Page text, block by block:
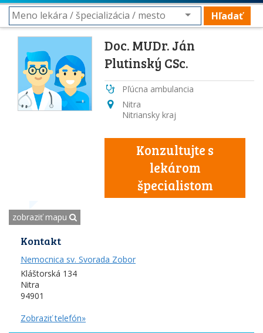
Hľadať
Doc. MUDr. Ján
Plutinský CSc.
Pľúcna ambulancia
Nitra
Nitriansky kraj
Konzultujte s
lekárom
špecialistom
zobraziť mapu
Kontakt
Nemocnica sv. Svorada Zobor
Kláštorská 134
Nitra
94901
Zobraziť telefón»